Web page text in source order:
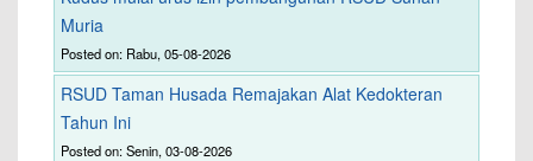
Muria
Posted on: Rabu, 05-08-2026
RSUD Taman Husada Remajakan Alat Kedokteran
Tahun Ini
Posted on: Senin, 03-08-2026